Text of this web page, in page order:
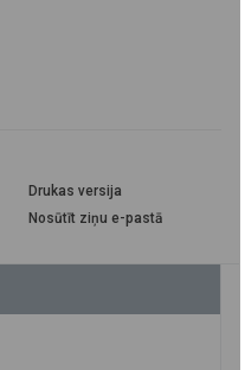
Drukas versija
Nosūtīt ziņu e-pastā